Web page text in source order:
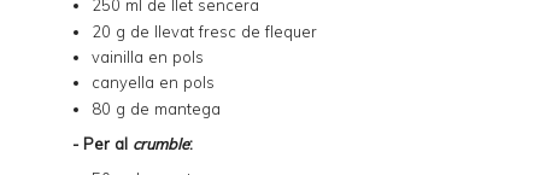
250 ml de llet sencera
20 g de llevat fresc de flequer
vainilla en pols
canyella en pols
80 g de mantega
- Per al crumble: